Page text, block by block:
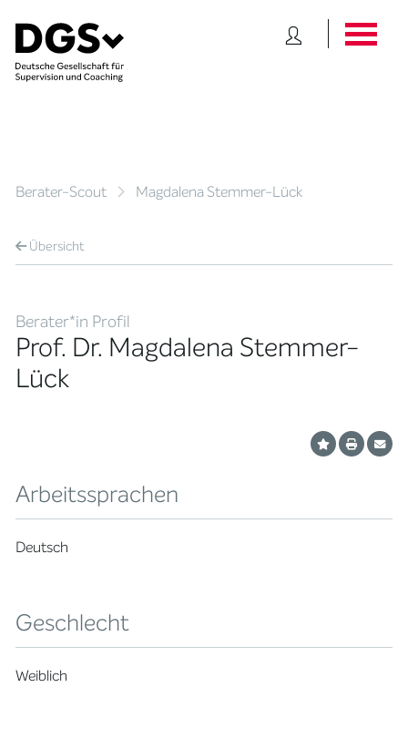
Berater-Scout Magdalena Stemmer-Lück
Übersicht
Berater*in Profil
Prof. Dr. Magdalena Stemmer-
Lück
Arbeitssprachen
Deutsch
Geschlecht
Weiblich